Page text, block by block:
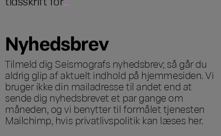
Nyhedsbrev
Tilmeld dig Seismografs nyhedsbrev; så går du
aldrig glip af aktuelt indhold på hjemmesiden. Vi
bruger ikke din mailadresse til andet end at
sende dig nyhedsbrevet et par gange om
måneden, og vi benytter til formålet tjenesten
Mailchimp, hvis privatlivspolitik kan læses her.